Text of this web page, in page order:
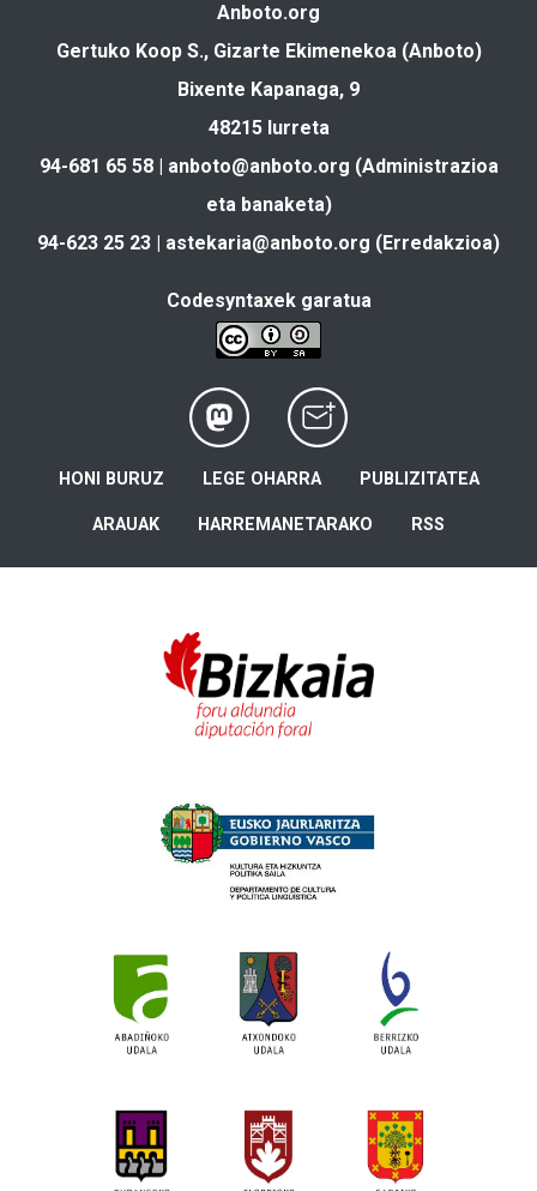
Anboto.org
Gertuko Koop S., Gizarte Ekimenekoa (Anboto)
Bixente Kapanaga, 9
48215 Iurreta
94-681 65 58 | anboto@anboto.org (Administrazioa
eta banaketa)
94-623 25 23 | astekaria@anboto.org (Erredakzioa)
Codesyntaxek garatua
HONI BURUZ LEGE OHARRA PUBLIZITATEA
ARAUAK HARREMANETARAKO RSS